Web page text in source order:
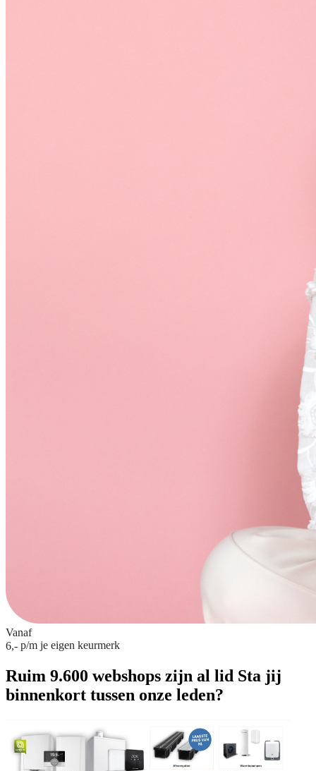
Vanaf
6,- p/m je eigen keurmerk
Ruim 9.600 webshops zijn al lid Sta jij
binnenkort tussen onze leden?